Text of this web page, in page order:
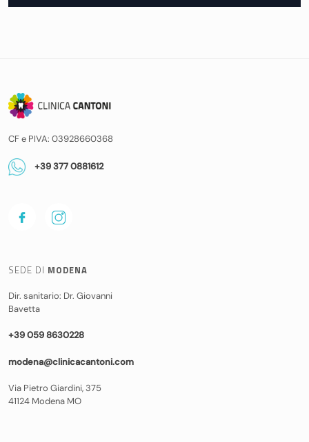
CF e PIVA: 03928660368
+39 377 0881612
SEDE DI MODENA
Dir. sanitario: Dr. Giovanni
Bavetta
+39 059 8630228
modena@clinicacantoni.com
Via Pietro Giardini, 375
41124 Modena MO